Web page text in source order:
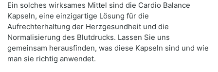
Ein solches wirksames Mittel sind die Cardio Balance
Kapseln, eine einzigartige Lösung für die
Aufrechterhaltung der Herzgesundheit und die
Normalisierung des Blutdrucks. Lassen Sie uns
gemeinsam herausfinden, was diese Kapseln sind und wie
man sie richtig anwendet.